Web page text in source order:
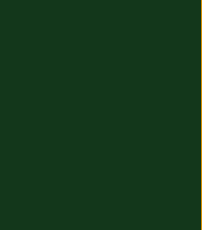
www.facebook.com/
https://www.tiktok.com/
zu https://whatsapp.com/